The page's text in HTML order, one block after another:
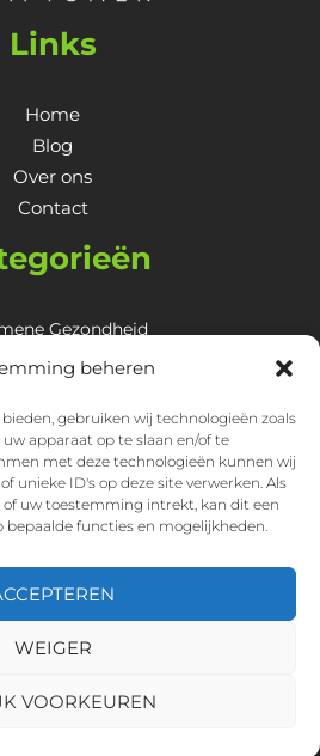
beheren
gebruiken wij technologieën zoals
apparaat op te slaan en/of te
met deze technologieën kunnen wij
unieke ID's op deze site verwerken. Als
uw toestemming intrekt, kan dit een
bepaalde functies en mogelijkheden.
WEIGER
VOORKEUREN
Links
Home
Blog
Over ons
Contact
Gezondheid
Haar & Nagels
Gezondheid
Overige
& Maagklachten
Gezondheid symptomen